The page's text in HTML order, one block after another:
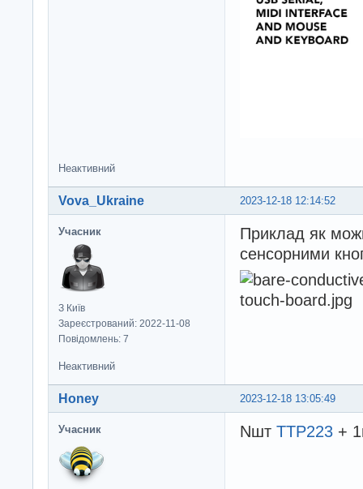
Неактивний
2023-12-18 12:14:52
Vova_Ukraine
Учасник
З Київ
Зареєстрований: 2022-11-08
Повідомлень: 7
Приклад як
сенсорними
Неактивний
2023-12-18 13:05:49
Honey
Учасник Nшт TTP223 +